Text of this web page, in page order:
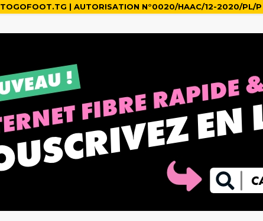
TOGOFOOT.TG | AUTORISATION N°0020/HAAC/12-2020/PL/P